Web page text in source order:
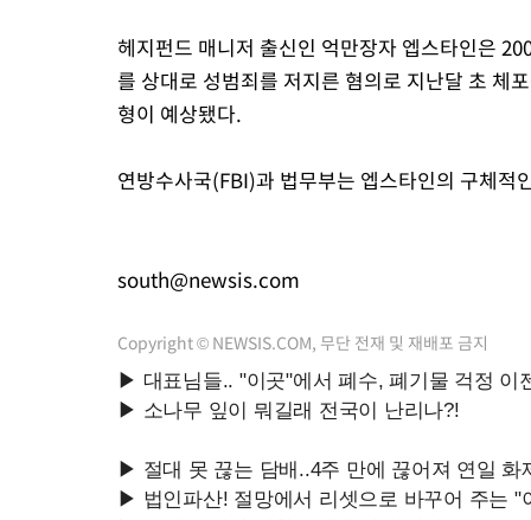
헤지펀드 매니저 출신인 억만장자 엡스타인은
를 상대로 성범죄를 저지른 혐의로 지난달 초 체
형이 예상됐다.
연방수사국(FBI)과 법무부는 엡스타인의 구체적
south@newsis.com
Copyright © NEWSIS.COM, 무단 전재 및 재배포 금지